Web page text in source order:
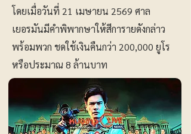
โดยเมื่อวันที่ 21 เมษายน 2569 ศาล
เยอรมันมีคำพิพากษาให้สีการายดังกล่าว
พร้อมพวก ชดใช้เงินคืนกว่า 200,000 ยูโร
หรือประมาณ 8 ล้านบาท